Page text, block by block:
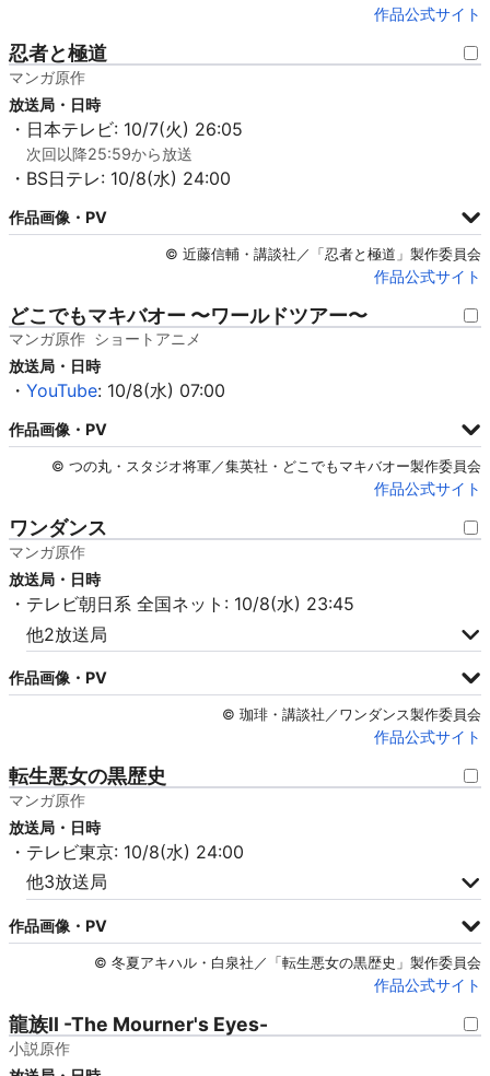
作品公式サイト
忍者と極道
マンガ原作
放送局・日時
・日本テレビ: 10/7(火) 26:05
次回以降25:59から放送
・BS日テレ: 10/8(水) 24:00
作品画像・PV
© 近藤信輔・講談社／「忍者と極道」製作委員会
作品公式サイト
どこでもマキバオー 〜ワールドツアー〜
マンガ原作 ショートアニメ
放送局・日時
・ YouTube: 10/8(水) 07:00
作品画像・PV
© つの丸・スタジオ将軍／集英社・どこでもマキバオー製作委員会
作品公式サイト
ワンダンス
マンガ原作
放送局・日時
・テレビ朝日系 全国ネット: 10/8(水) 23:45
他2放送局
作品画像・PV
© 珈琲・講談社／ワンダンス製作委員会
作品公式サイト
転生悪女の黒歴史
マンガ原作
放送局・日時
・テレビ東京: 10/8(水) 24:00
他3放送局
作品画像・PV
© 冬夏アキハル・白泉社／「転生悪女の黒歴史」製作委員会
作品公式サイト
龍族II -The Mourner's Eyes-
小説原作